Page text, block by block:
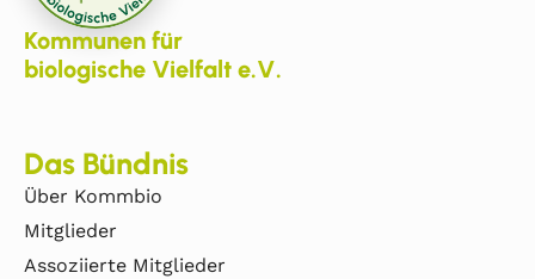
Kommunen für
biologische Vielfalt e.V.
Das Bündnis
Über Kommbio
Mitglieder
Assoziierte Mitglieder